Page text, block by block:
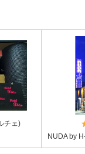
チェ)